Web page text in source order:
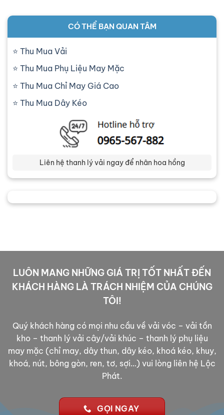
CÓ THỂ BẠN QUAN TÂM
Thu Mua Vải
Thu Mua Phụ Liệu May Mặc
Thu Mua Chỉ May Giá Cao
Thu Mua Dây Kéo
Liên hệ thanh lý vải ngay để nhân hoa hồng
LUÔN MANG NHỮNG GIÁ TRỊ TỐT NHẤT ĐẾN
KHÁCH HÀNG LÀ TRÁCH NHIỆM CỦA CHÚNG
TÔI!
Quý khách hàng có mọi nhu cầu về vải vóc – vải tồn
kho – thanh lý vải cây/vải khúc – thanh lý phụ liệu
may mặc (chỉ may, dây thun, dây kéo, khoá kéo, khuy,
khoá, nút, bông gòn, ren, tơ, sợi…) vui lòng liên hệ Lộc
Phát.
GỌI NGAY